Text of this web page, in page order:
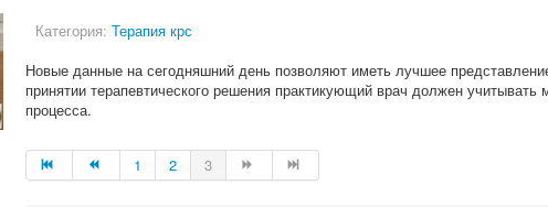
Категория: Терапия крс
Новые данные на сегодняшний день позволяют иметь лучшее
принятии терапевтического решения практикующий врач должен учитывать
процесса.
1 2 3